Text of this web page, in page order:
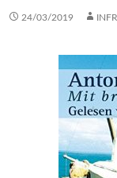
24/03/2019